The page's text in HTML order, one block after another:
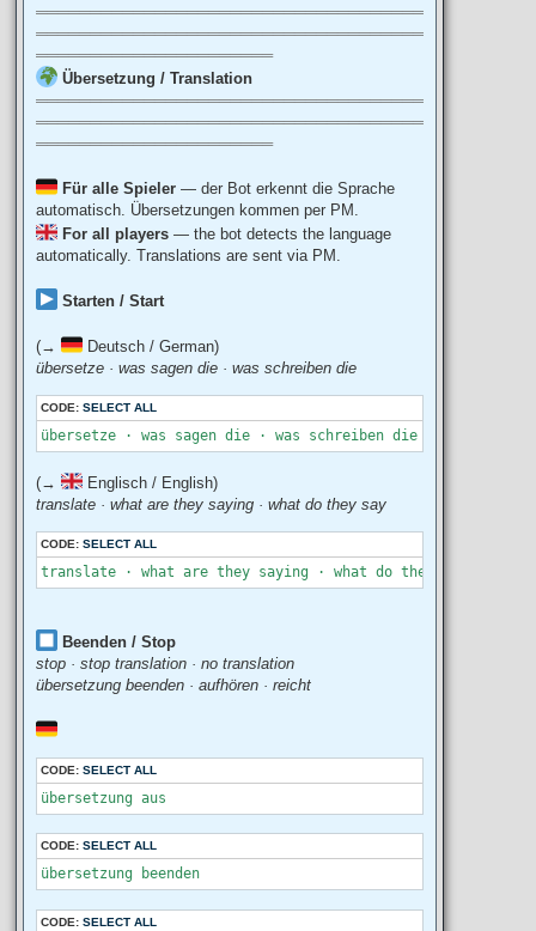
════════════════════════════════════
════════════════════════════════════
══════════════════════
Übersetzung / Translation
════════════════════════════════════
════════════════════════════════════
══════════════════════
Für alle Spieler — der Bot erkennt die Sprache
automatisch. Übersetzungen kommen per PM.
For all players — the bot detects the language
automatically. Translations are sent via PM.
Starten / Start
(→
Deutsch / German)
übersetze · was sagen die · was schreiben die
CODE: SELECT ALL
übersetze · was sagen die · was schreiben die
(→
Englisch / English)
translate · what are they saying · what do they say
CODE: SELECT ALL
translate · what are they saying · what do they say
Beenden / Stop
stop · stop translation · no translation
übersetzung beenden · aufhören · reicht
CODE: SELECT ALL
übersetzung aus
CODE: SELECT ALL
übersetzung beenden
CODE: SELECT ALL